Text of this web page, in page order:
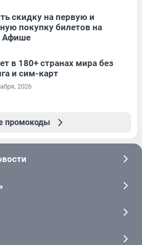
скидку на первую и
покупку билетов на
Афише
в 180+ странах мира без
и сим-карт
2026
промокоды